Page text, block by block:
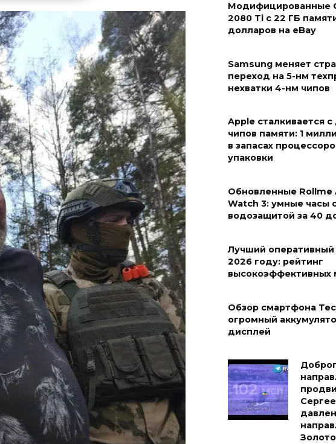
Модифицированные
2080 Ti с 22 ГБ
долларов на eBay
Samsung меняет
переход на 5-нм
нехватки 4-нм чипов
Apple сталкивается
чипов памяти: 1
в запасах
упаковки
Обновленные Rollme
Watch 3: умные часы
водозащитой за 40
Лучший оперативный
2026 году: рейтинг
высокоэффективных
Обзор смартфона
огромный
дисплей